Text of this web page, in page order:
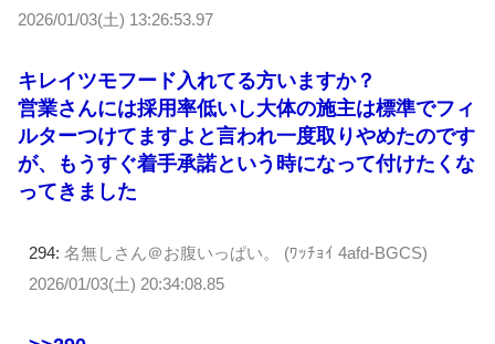
2026/01/03(土) 13:26:53.97
キレイツモフード入れてる方いますか？
営業さんには採用率低いし大体の施主は標準でフィ
ルターつけてますよと言われ一度取りやめたのです
が、もうすぐ着手承諾という時になって付けたくな
ってきました
294: 名無しさん＠お腹いっぱい。 (ﾜｯﾁｮｲ 4afd-BGCS)
2026/01/03(土) 20:34:08.85